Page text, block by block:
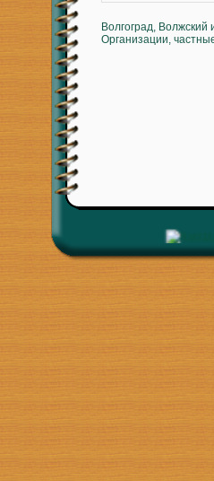
Волгоград, Волжский
Организации,